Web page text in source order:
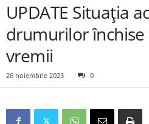
UPDATE Situația
drumurilor închise
vremii
26 noiembrie 2023 0